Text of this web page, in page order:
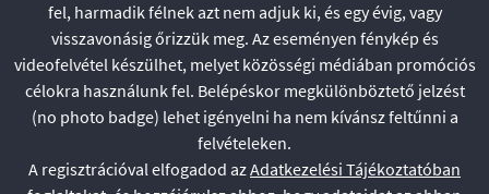
fel, harmadik félnek azt nem adjuk ki, és egy évig, vagy
visszavonásig őrizzük meg. Az eseményen fénykép és
videofelvétel készülhet, melyet közösségi médiában promóciós
célokra használunk fel. Belépéskor megkülönböztető jelzést
(no photo badge) lehet igényelni ha nem kívánsz feltűnni a
felvételeken.
A regisztrációval elfogadod azAdatkezelési Tájékoztatóban